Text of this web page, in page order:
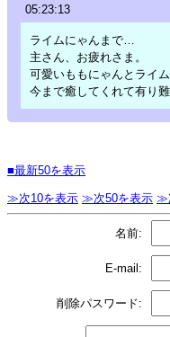
05:23:13
ライムにゃんまで…
主さん、お疲れさま。
可愛いももにゃんとライ
今まで癒してくれて有り
■最新50を表示
≫次10を表示 ≫次50を表示 ≫
名前:
E-mail:
削除パスワード: